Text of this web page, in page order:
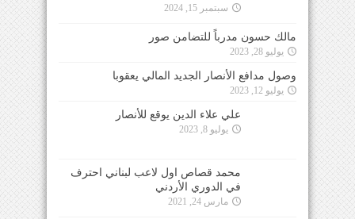
سبتمبر 15, 2024
مالك حسون مدرباً للتضامن صور
يوليو 28, 2023
وصول مدافع الأنصار الجديد المالي يعقوبا
يوليو 12, 2023
علي علاء الدين يوقع للأنصار
يوليو 8, 2023
محمد قصاص اول لاعب لبناني احترف
في الدوري الأردني
مارس 24, 2021